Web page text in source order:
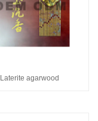
Laterite agarwood